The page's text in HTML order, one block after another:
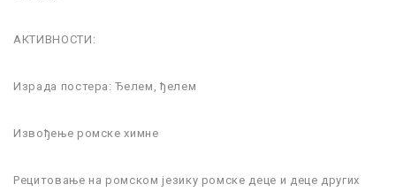
АКТИВНОСТИ:
Израда постера: Ђелем, ђелем
Извођење ромске химне
Рецитовање на ромском језику ромске деце и деце других